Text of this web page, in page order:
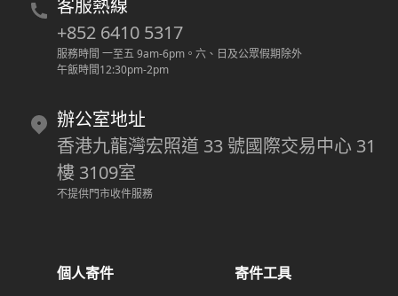
客服熱線
+852 6410 5317
服務時間 一至五 9am-6pm 。 六、日及公眾假期除外
午飯時間12:30pm-2pm
辦公室地址
香港九龍灣宏照道 33 號國際交易中心 31
樓 3109室
不提供門市收件服務
個人寄件
寄件工具